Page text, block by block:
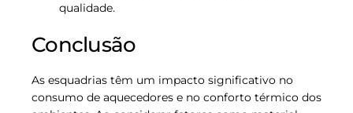
qualidade.
Conclusão
As esquadrias têm um impacto significativo no
consumo de aquecedores e no conforto térmico dos